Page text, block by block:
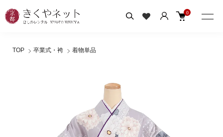
0
TOP 卒業式・袴 着物単品